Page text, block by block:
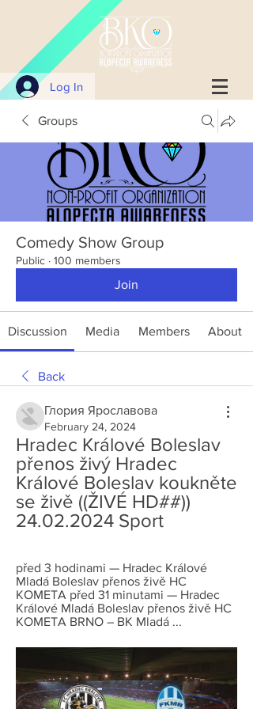
Log In
Groups
Comedy Show Group
Public · 100 members
Join
Discussion Media Members About
Back
Глория Ярославова
February 24, 2024
Hradec Králové Boleslav
přenos živý Hradec
Králové Boleslav koukněte
se živě ((ŽIVÉ HD##))
24.02.2024 Sport
před 3 hodinami — Hradec Králové
Mladá Boleslav přenos živě HC
KOMETA před 31 minutami — Hradec
Králové Mladá Boleslav přenos živě HC
KOMETA BRNO – BK Mladá ...